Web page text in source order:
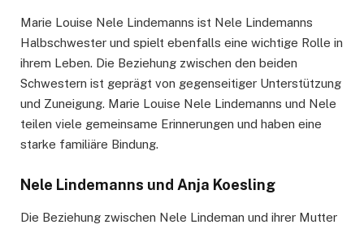
Marie Louise Nele Lindemanns ist Nele Lindemanns
Halbschwester und spielt ebenfalls eine wichtige Rolle in
ihrem Leben. Die Beziehung zwischen den beiden
Schwestern ist geprägt von gegenseitiger Unterstützung
und Zuneigung. Marie Louise Nele Lindemanns und Nele
teilen viele gemeinsame Erinnerungen und haben eine
starke familiäre Bindung.
Nele Lindemanns und Anja Koesling
Die Beziehung zwischen Nele Lindeman und ihrer Mutter